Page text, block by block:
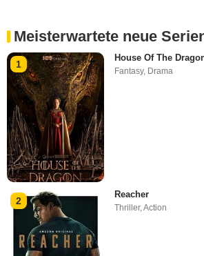
Meisterwartete neue
1
House Of The
Fantasy, Drama
2
Reacher
Thriller,Action